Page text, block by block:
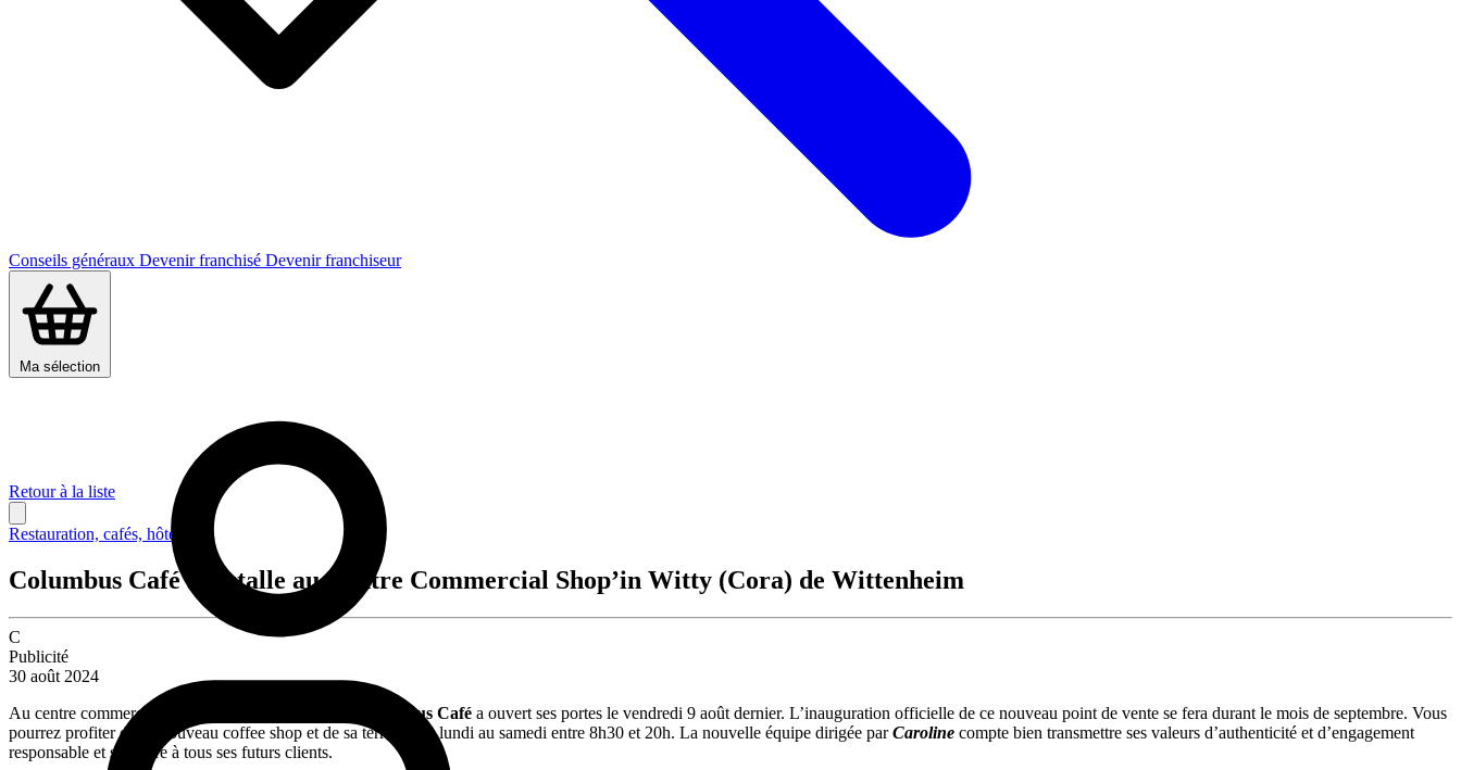
Conseils généraux Devenir franchisé Devenir franchiseur
Ma sélection
Retour à la liste
Restauration, cafés, hôtellerie
Columbus Café s’installe au Centre Commercial Shop’in Witty (Cora) de Wittenheim
C
Publicité
30 août 2024
Au centre commercial
Columbus Café a ouvert ses portes le vendredi 9 août dernier. L’inauguration officielle de ce nouveau point de vente se fera durant le mois de septembre. Vous
pourrez profiter de ce nouveau coffee shop et de sa terrasse du lundi au samedi entre 8h30 et 20h. La nouvelle équipe dirigée parCaroline compte bien transmettre ses valeurs d’authenticité et d’engagement
responsable et solidaire à tous ses futurs clients.